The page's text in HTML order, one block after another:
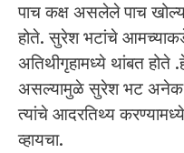
पाच कक्ष असलेले पाच
होते. सुरेश भटांचे
अतिथीगृहामध्ये थांबत होते
असल्यामुळे सुरेश भट अनेक
त्यांचे आदरतिथ्य
व्हायचा.